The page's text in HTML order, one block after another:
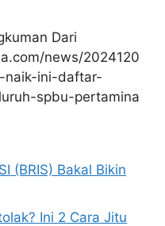
Dari
news/2024120
naik-ini-daftar-
spbu-pertamina
(BRIS) Bakal Bikin
Ini 2 Cara Jitu